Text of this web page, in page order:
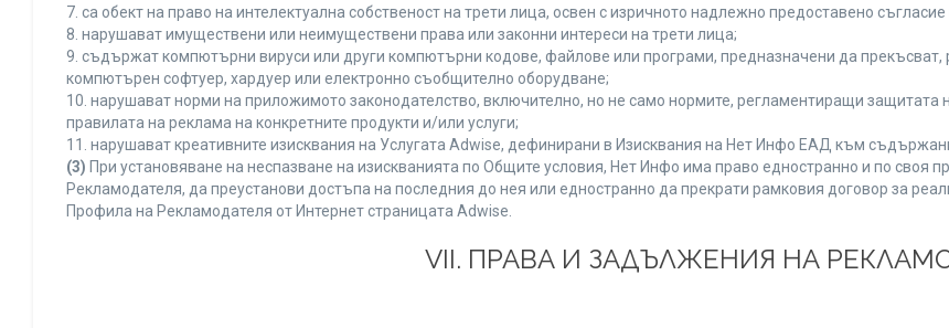
7. са обект на право на интелектуална собственост на трети лица, освен с изричното надлежно предоставено
8. нарушават имуществени или неимуществени права или законни интереси на трети лица;
9. съдържат компютърни вируси или други компютърни кодове, файлове или програми, предназначени да прекъсват,
компютърен софтуер, хардуер или електронно съобщително оборудване;
10. нарушават норми на приложимото законодателство, включително, но не само нормите, регламентиращи защитата
правилата на реклама на конкретните продукти и/или услуги;
11. нарушават креативните изисквания на Услугата Adwise, дефинирани в Изисквания на Нет Инфо ЕАД към
(3) При установяване на неспазване на изискванията по Общите условия, Нет Инфо има право едностранно и по своя
Рекламодателя, да преустанови достъпа на последния до нея или едностранно да прекрати рамковия договор за
Профила на Рекламодателя от Интернет страницата Adwise.
VII. ПРАВА И ЗАДЪЛЖЕНИЯ НА